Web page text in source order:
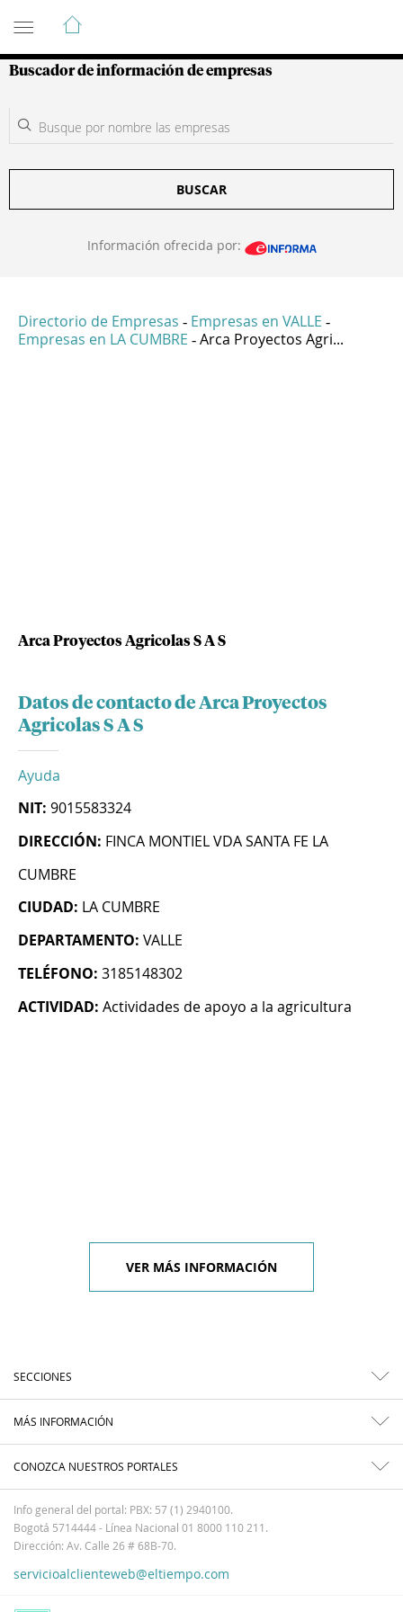
Guía de Empresas Colombianas
Buscador de información de empresas
BUSCAR
Información ofrecida por:
Directorio de Empresas - Empresas en VALLE -
Empresas en LA CUMBRE - Arca Proyectos Agri...
Arca Proyectos Agricolas S A S
Datos de contacto de Arca Proyectos
Agricolas S A S
Ayuda
NIT: 9015583324
DIRECCIÓN: FINCA MONTIEL VDA SANTA FE LA
CUMBRE
CIUDAD: LA CUMBRE
DEPARTAMENTO: VALLE
TELÉFONO: 3185148302
ACTIVIDAD: Actividades de apoyo a la agricultura
VER MÁS INFORMACIÓN
SECCIONES
MÁS INFORMACIÓN
CONOZCA NUESTROS PORTALES
Info general del portal: PBX: 57 (1) 2940100.
Bogotá 5714444 - Línea Nacional 01 8000 110 211.
Dirección: Av. Calle 26 # 68B-70.
servicioalclienteweb@eltiempo.com